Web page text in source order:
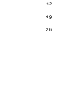
12
19
26